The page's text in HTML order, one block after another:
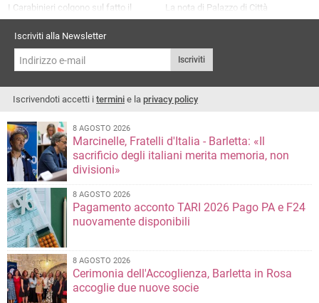
I Carabinieri colgono sul fatto il
"truffatore", classe 1964 napoletano
La nota di Palazzo di Città
Iscriviti alla Newsletter
Iscriviti
Iscrivendoti accetti i termini e la privacy policy
8 AGOSTO 2026
Marcinelle, Fratelli d'Italia - Barletta: «Il
sacrificio degli italiani merita memoria, non
divisioni»
8 AGOSTO 2026
Pagamento acconto TARI 2026 Pago PA e F24
nuovamente disponibili
8 AGOSTO 2026
Cerimonia dell'Accoglienza, Barletta in Rosa
accoglie due nuove socie